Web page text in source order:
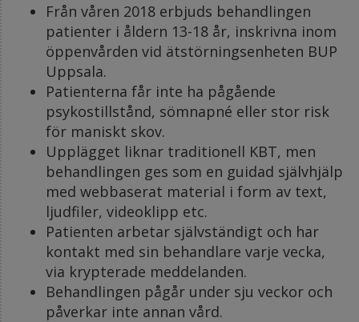
Från våren 2018 erbjuds behandlingen
patienter i åldern 13-18 år, inskrivna inom
öppenvården vid ätstörningsenheten BUP
Uppsala.
Patienterna får inte ha pågående
psykostillstånd, sömnapné eller stor risk
för maniskt skov.
Upplägget liknar traditionell KBT, men
behandlingen ges som en guidad självhjälp
med webbaserat material i form av text,
ljudfiler, videoklipp etc.
Patienten arbetar självständigt och har
kontakt med sin behandlare varje vecka,
via krypterade meddelanden.
Behandlingen pågår under sju veckor och
påverkar inte annan vård.